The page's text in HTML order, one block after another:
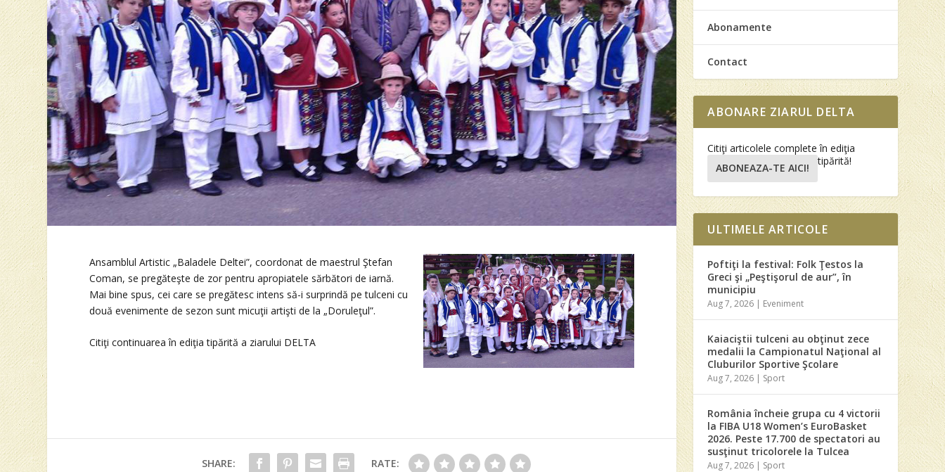
Ansamblul Artistic „Baladele Deltei”, coordonat de maestrul Ştefan
Coman, se pregăteşte de zor pentru apropiatele sărbători de iarnă.
Mai bine spus, cei care se pregătesc intens să-i surprindă pe tulceni cu
două evenimente de sezon sunt micuţii artişti de la „Doruleţul”.
Citiţi continuarea în ediţia tipărită a ziarului DELTA
SHARE: RATE:
Abonamente
Contact
ABONARE ZIARUL DELTA
Citiţi articolele complete în ediţia
tipărită!
ABONEAZA-TE AICI!
ULTIMELE ARTICOLE
Poftiţi la festival: Folk Ţestos la
Greci şi „Peştişorul de aur”, în
municipiu
Aug 7, 2026 | Eveniment
Kaiaciştii tulceni au obţinut zece
medalii la Campionatul Naţional al
Cluburilor Sportive Şcolare
Aug 7, 2026 | Sport
România încheie grupa cu 4 victorii
la FIBA U18 Women’s EuroBasket
2026. Peste 17.700 de spectatori au
susţinut tricolorele la Tulcea
Aug 7, 2026 | Sport